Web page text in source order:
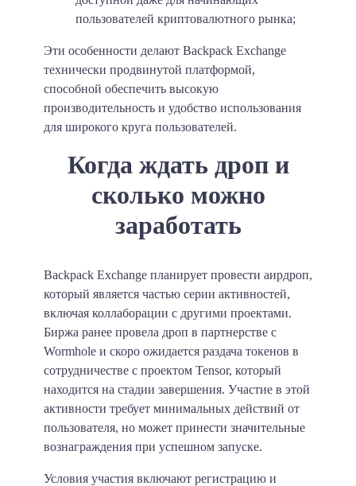
пользователей криптовалютного рынка;
Эти особенности делают Backpack Exchange
технически продвинутой платформой,
способной обеспечить высокую
производительность и удобство использования
для широкого круга пользователей.
Когда ждать дроп и
сколько можно
заработать
Backpack Exchange планирует провести аирдроп,
который является частью серии активностей,
включая коллаборации с другими проектами.
Биржа ранее провела дроп в партнерстве с
Wormhole и скоро ожидается раздача токенов в
сотрудничестве с проектом Tensor, который
находится на стадии завершения. Участие в этой
активности требует минимальных действий от
пользователя, но может принести значительные
вознаграждения при успешном запуске.
Условия участия включают регистрацию и